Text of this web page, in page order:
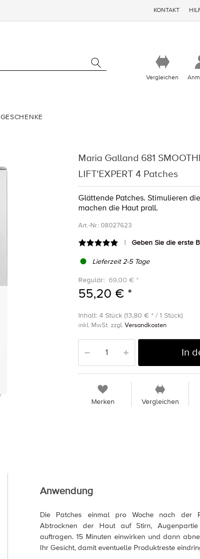
KONTAKT
Vergleichen
GESCHENKE
Maria Galland 681
LIFT'EXPERT 4 Patches
Glättende Patches. Stimulieren
machen die Haut prall.
Art.-Nr.: 08027623
Geben Sie die erste
Lieferzeit 2-5 Tage
Regulär: 69,00 € *
55,20 € *
Inhalt: 4 Stück (13,80 € * / 1 Stück)
inkl. MwSt. zzgl. Versandkosten
In
Merken Vergleichen
Anwendung
Die Patches einmal pro Woche nach der
Abtrocknen der Haut auf Stirn,
auftragen. 15 Minuten einwirken und dann
Ihr Gesicht, damit eventuelle Produktreste